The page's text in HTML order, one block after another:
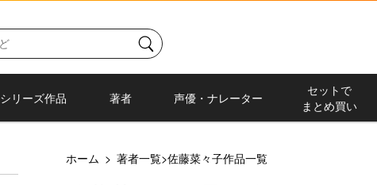
シリーズ作品 著者 声優・ナレーター
セットで
まとめ買い
ホーム > 著者一覧>佐藤菜々子作品一覧